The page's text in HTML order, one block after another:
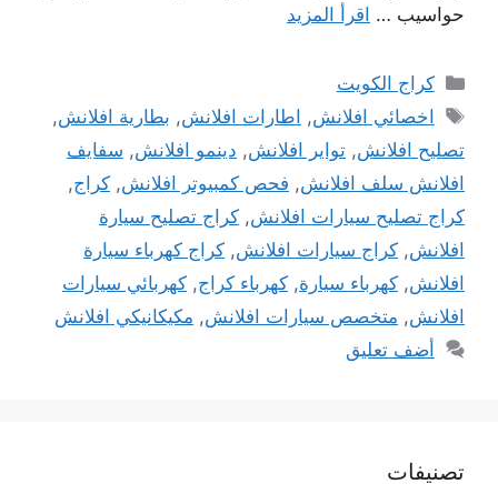
حواسيب … اقرأ المزيد
التصنيفات
كراج الكويت
الوسوم
اخصائي افلانش, اطارات افلانش, بطارية افلانش,
تصليح افلانش, تواير افلانش, دينمو افلانش, سفايف
افلانش سلف افلانش, فحص كمبيوتر افلانش, كراج,
كراج تصليح سيارات افلانش, كراج تصليح سيارة
افلانش, كراج سيارات افلانش, كراج كهرباء سيارة
افلانش, كهرباء سيارة, كهرباء كراج, كهربائي سيارات
افلانش, متخصص سيارات افلانش, مكيكانيكي افلانش
أضف تعليق
تصنيفات